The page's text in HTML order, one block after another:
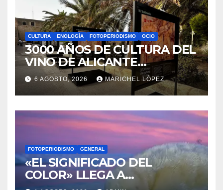
CULTURA ENOLOGÍA FOTOPERIODISMO OCIO
3000 AÑOS DE CULTURA DEL
VINO DE ALICANTE
RENACEN EN EL CASTILLO
DE SANTA BÁRBARA
6 AGOSTO, 2026 MARICHEL LÓPEZ
FOTOPERIODISMO GENERAL
«EL SIGNIFICADO DEL
COLOR» LLEGA A
VILLAJOYOSA